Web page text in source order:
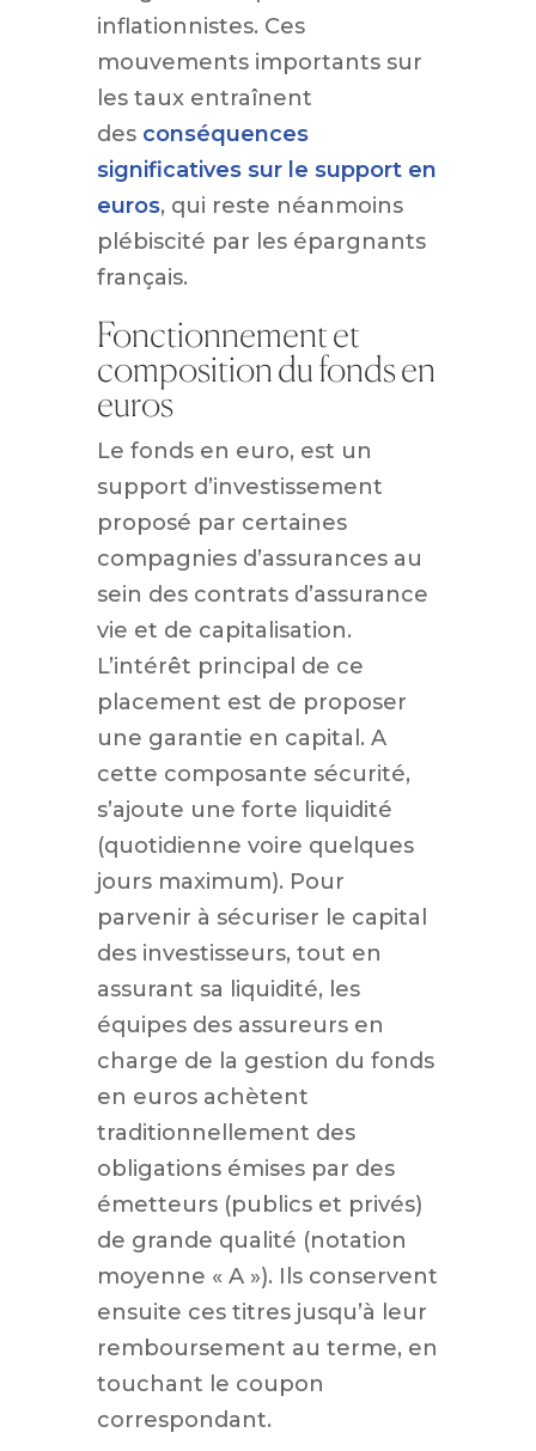
inflationnistes. Ces
mouvements importants sur
les taux entraînent
des conséquences
significatives sur le support en
euros, qui reste néanmoins
plébiscité par les épargnants
français.
Fonctionnement et
composition du fonds en
euros
Le fonds en euro, est un
support d’investissement
proposé par certaines
compagnies d’assurances au
sein des contrats d’assurance
vie et de capitalisation.
L’intérêt principal de ce
placement est de proposer
une garantie en capital. A
cette composante sécurité,
s’ajoute une forte liquidité
(quotidienne voire quelques
jours maximum). Pour
parvenir à sécuriser le capital
des investisseurs, tout en
assurant sa liquidité, les
équipes des assureurs en
charge de la gestion du fonds
en euros achètent
traditionnellement des
obligations émises par des
émetteurs (publics et privés)
de grande qualité (notation
moyenne « A »). Ils conservent
ensuite ces titres jusqu’à leur
remboursement au terme, en
touchant le coupon
correspondant.